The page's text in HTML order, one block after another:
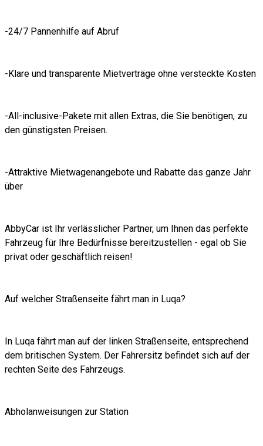
-24/7 Pannenhilfe auf Abruf
-Klare und transparente Mietverträge ohne versteckte Kosten
-All-inclusive-Pakete mit allen Extras, die Sie benötigen, zu
den günstigsten Preisen.
-Attraktive Mietwagenangebote und Rabatte das ganze Jahr
über
AbbyCar ist Ihr verlässlicher Partner, um Ihnen das perfekte
Fahrzeug für Ihre Bedürfnisse bereitzustellen - egal ob Sie
privat oder geschäftlich reisen!
Auf welcher Straßenseite fährt man in Luqa?
In Luqa fährt man auf der linken Straßenseite, entsprechend
dem britischen System. Der Fahrersitz befindet sich auf der
rechten Seite des Fahrzeugs.
Abholanweisungen zur Station